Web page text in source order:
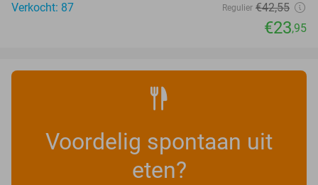
Verkocht: 87
Regulier €42,55
€23,95
Voordelig spontaan uit
eten?